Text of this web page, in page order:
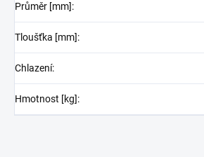
Průměr [mm]:
Tloušťka [mm]:
Chlazení:
Hmotnost [kg]: